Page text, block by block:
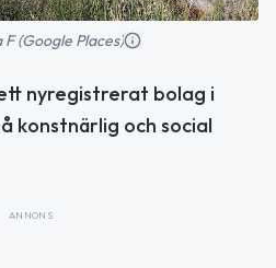
(Google Places)
nyregistrerat bolag i
konstnärlig och social
ANNONS